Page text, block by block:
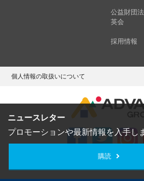
ニュースレター
プロモーションや最新情報を入手し
購読
公益財団
英会
採用情報
個人情報の取扱いについて